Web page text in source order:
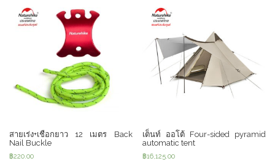
สายเร่ง+เชือกยาว 12 เมตร Back
Nail Buckle
฿220.00
เต็นท์ ออโต้ Four-sided pyramid
automatic tent
฿16,125.00